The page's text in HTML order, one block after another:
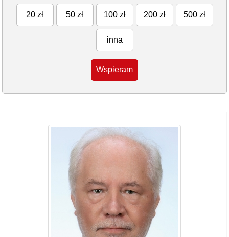
20 zł 50 zł 100 zł 200 zł 500 zł
inna
Wspieram